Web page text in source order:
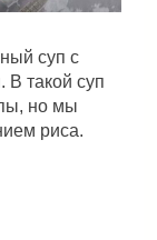
суп с
такой суп
но мы
риса.